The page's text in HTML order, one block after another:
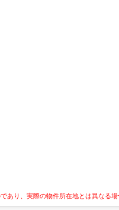
り、実際の物件所在地とは異なる場